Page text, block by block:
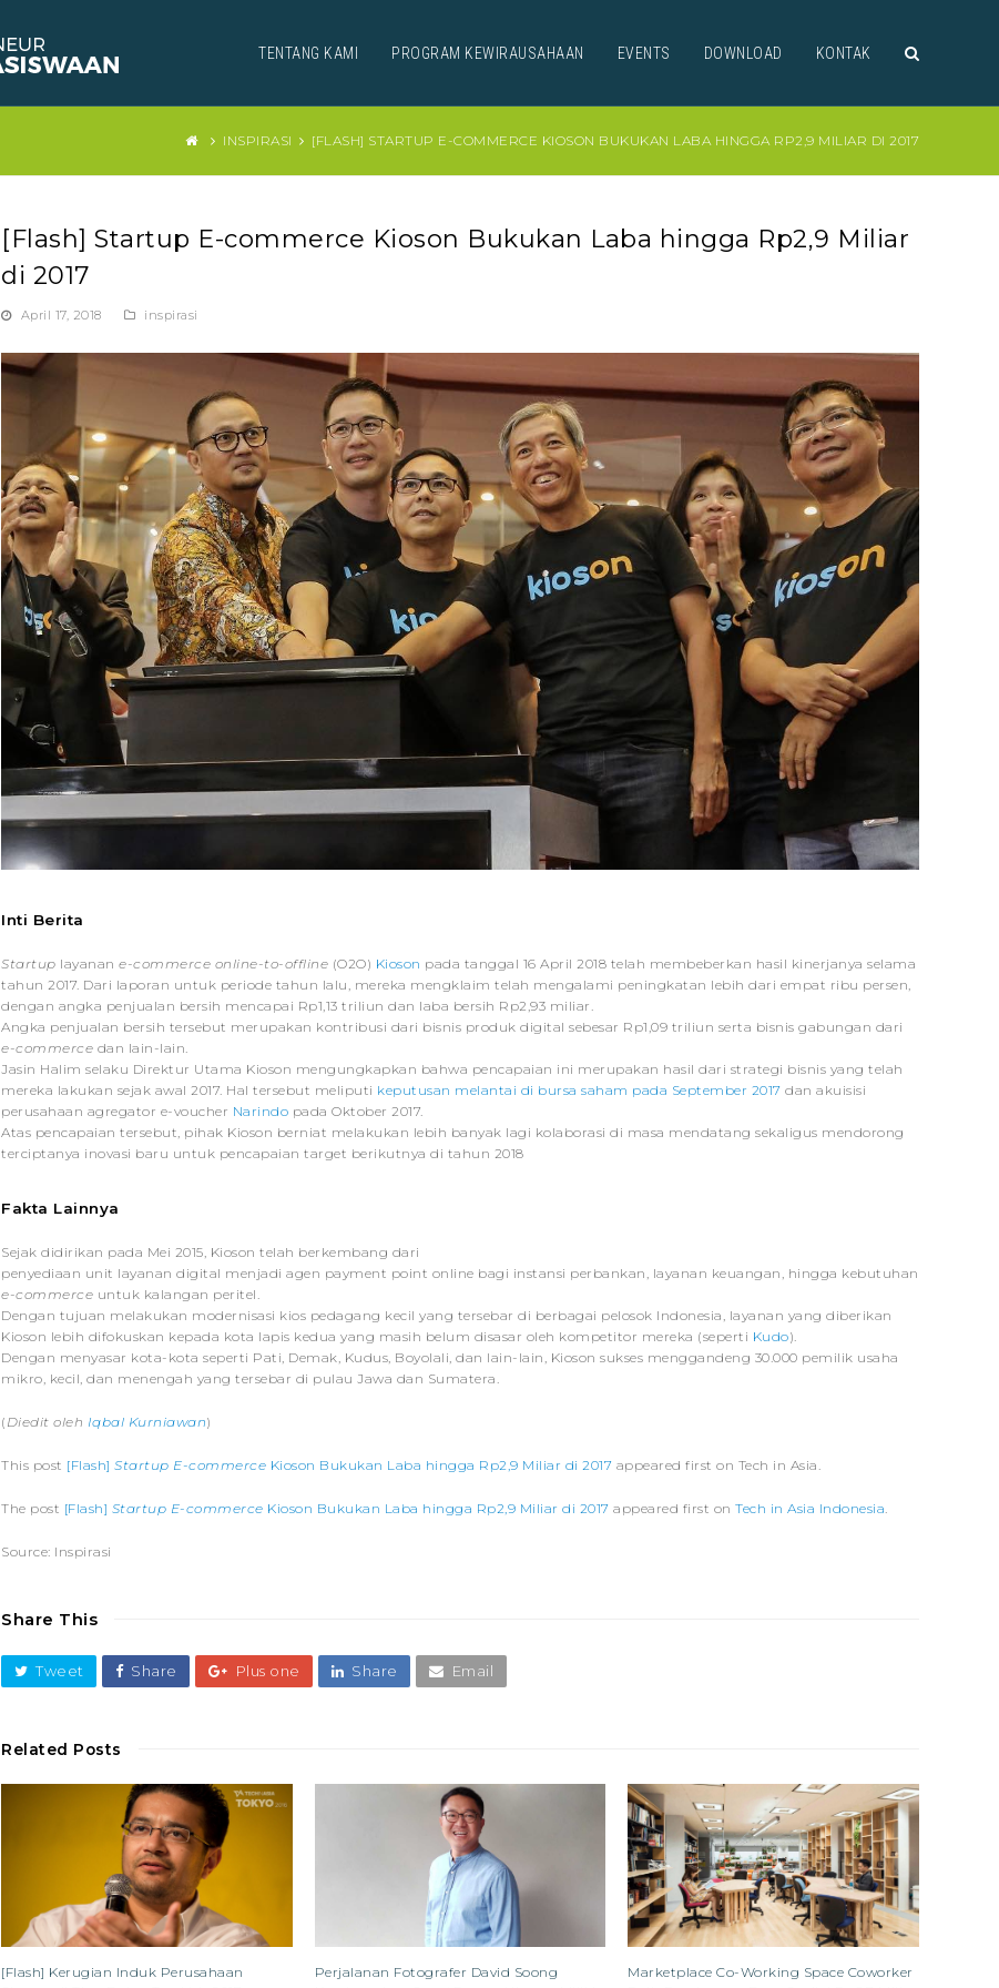
TENTANG KAMI PROGRAM KEWIRAUSAHAAN EVENTS DOWNLOAD KONTAK
INSPIRASI [FLASH] STARTUP E-COMMERCE KIOSON BUKUKAN LABA HINGGA RP2,9 MILIAR DI 2017
[Flash] Startup E-commerce Kioson Bukukan Laba hingga Rp2,9 Miliar
di 2017
April 17, 2018 inspirasi
Inti Berita
Startup layanan e-commerce online-to-offline (O2O) Kioson pada tanggal 16 April 2018 telah membeberkan hasil kinerjanya selama
tahun 2017. Dari laporan untuk periode tahun lalu, mereka mengklaim telah mengalami peningkatan lebih dari empat ribu persen,
dengan angka penjualan bersih mencapai Rp1,13 triliun dan laba bersih Rp2,93 miliar.
Angka penjualan bersih tersebut merupakan kontribusi dari bisnis produk digital sebesar Rp1,09 triliun serta bisnis gabungan dari
e-commerce dan lain-lain.
Jasin Halim selaku Direktur Utama Kioson mengungkapkan bahwa pencapaian ini merupakan hasil dari strategi bisnis yang telah
mereka lakukan sejak awal 2017. Hal tersebut meliputi keputusan melantai di bursa saham pada September 2017 dan akuisisi
perusahaan agregator e-voucher Narindo pada Oktober 2017.
Atas pencapaian tersebut, pihak Kioson berniat melakukan lebih banyak lagi kolaborasi di masa mendatang sekaligus mendorong
terciptanya inovasi baru untuk pencapaian target berikutnya di tahun 2018
Fakta Lainnya
Sejak didirikan pada Mei 2015, Kioson telah berkembang dari
penyediaan unit layanan digital menjadi agen payment point online bagi instansi perbankan, layanan keuangan, hingga kebutuhan
e-commerce untuk kalangan peritel.
Dengan tujuan melakukan modernisasi kios pedagang kecil yang tersebar di berbagai pelosok Indonesia, layanan yang diberikan
Kioson lebih difokuskan kepada kota lapis kedua yang masih belum disasar oleh kompetitor mereka (seperti Kudo).
Dengan menyasar kota-kota seperti Pati, Demak, Kudus, Boyolali, dan lain-lain, Kioson sukses menggandeng 30.000 pemilik usaha
mikro, kecil, dan menengah yang tersebar di pulau Jawa dan Sumatera.
( Diedit oleh Iqbal Kurniawan)
This post [Flash] Startup E-commerce Kioson Bukukan Laba hingga Rp2,9 Miliar di 2017 appeared first on Tech in Asia.
The post [Flash] Startup E-commerce Kioson Bukukan Laba hingga Rp2,9 Miliar di 2017 appeared first on Tech in Asia Indonesia
Source: Inspirasi
Share This
Tweet Share Plus one Share Email
Related Posts
[Flash] Kerugian Induk Perusahaan
Perjalanan Fotografer David Soong
Marketplace Co-Working Space Coworker